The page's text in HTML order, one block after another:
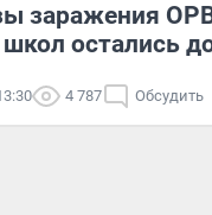
заражения
остались
4 787 Обсудить